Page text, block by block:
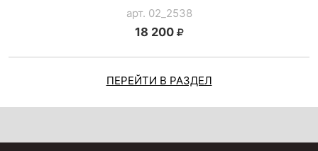
арт. 02_2538
18 200
ПЕРЕЙТИ В РАЗДЕЛ